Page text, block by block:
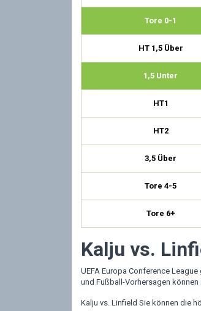
Tore 0-1
HT 1,5 Über
1,5 Unter
HT1
HT2
3,5 Über
Tore 4-5
Tore 6+
Kalju vs.
UEFA Europa Conference
und Fußball-Vorhersagen
Kalju vs. Linfield Sie können die